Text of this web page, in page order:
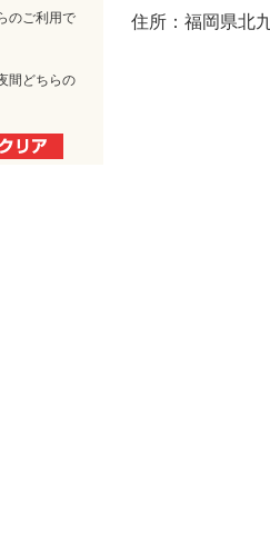
のご利用で
間どちらの
住所：福岡県北